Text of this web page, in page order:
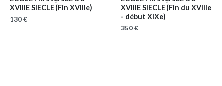
XVIIIE SIECLE (Fin XVIIIe)
130 €
XVIIIE SIECLE (Fin du XVIIIe
- début XIXe)
350 €